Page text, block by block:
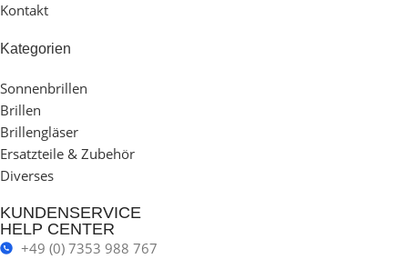
Kontakt
Kategorien
Sonnenbrillen
Brillen
Brillengläser
Ersatzteile & Zubehör
Diverses
KUNDENSERVICE
HELP CENTER
+49 (0) 7353 988 767